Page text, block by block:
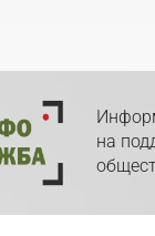
на